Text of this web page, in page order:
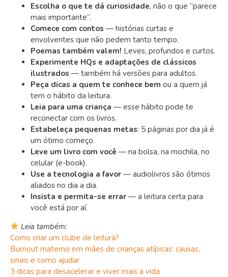
Escolha o que te dá curiosidade, não o que “parece
mais importante”.
Comece com contos — histórias curtas e
envolventes que não pedem tanto tempo.
Poemas também valem! Leves, profundos e curtos.
Experimente HQs e adaptações de clássicos
ilustrados — também há versões para adultos.
Peça dicas a quem te conhece bem ou a quem já
tem o hábito da leitura.
Leia para uma criança — esse hábito pode te
reconectar com os livros.
Estabeleça pequenas metas: 5 páginas por dia já é
um ótimo começo.
Leve um livro com você — na bolsa, na mochila, no
celular (e-book).
Use a tecnologia a favor — audiolivros são ótimos
aliados no dia a dia.
Insista e permita-se errar — a leitura certa para
você está por aí.
Leia também:
Como criar um clube de leitura?
Burnout materno em mães de crianças atípicas: causas,
sinais e como ajudar
3 dicas para desacelerar e viver mais a vida